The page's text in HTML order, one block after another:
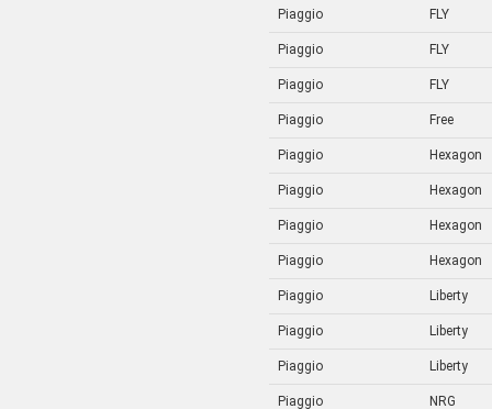
Piaggio FLY
Piaggio FLY
Piaggio FLY
Piaggio Free
Piaggio Hexagon
Piaggio Hexagon
Piaggio Hexagon
Piaggio Hexagon
Piaggio Liberty
Piaggio Liberty
Piaggio Liberty
Piaggio NRG